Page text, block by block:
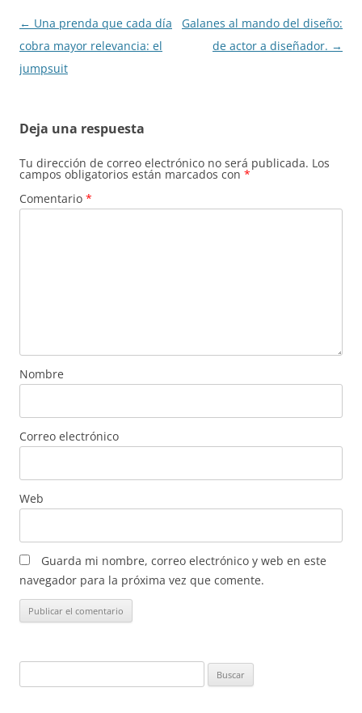
Navegación
de
entradas
← Una prenda que cada día
cobra mayor relevancia: el
jumpsuit
Galanes al mando del diseño:
de actor a diseñador. →
Deja una respuesta
Tu dirección de correo electrónico no será publicada. Los
campos obligatorios están marcados con *
Comentario *
Nombre
Correo electrónico
Web
Guarda mi nombre, correo electrónico y web en este
navegador para la próxima vez que comente.